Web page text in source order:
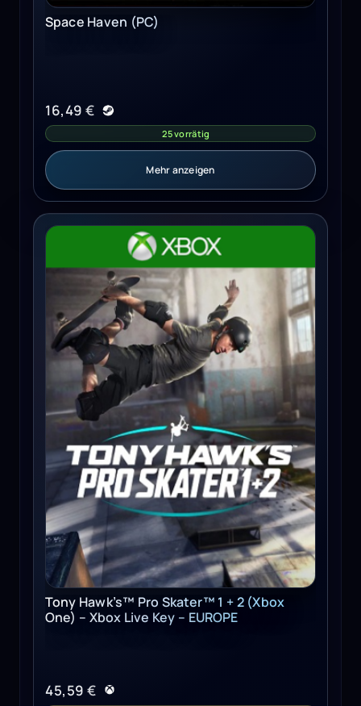
Space Haven (PC)
16,49 €
25 vorrätig
Mehr anzeigen
Tony Hawk's™ Pro Skater™ 1 + 2 (Xbox One) - Xbox Live
Tony Hawk’s™ Pro Skater™ 1 + 2 (Xbox
One) – Xbox Live Key – EUROPE
45,59 €